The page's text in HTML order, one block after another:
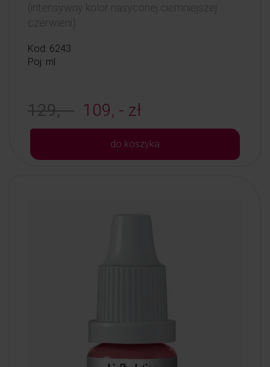
(intensywny kolor nasyconej ciemniejszej
czerwieni)
Kod: 6243
Poj: ml
129, - 109, - zł
do koszyka